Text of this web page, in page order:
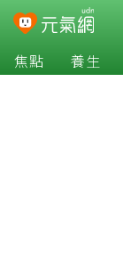
焦點 養生